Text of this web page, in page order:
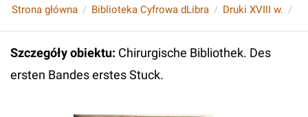
Strona główna Biblioteka Cyfrowa dLibra Druki XVIII w.
Szczegóły obiektu: Chirurgische Bibliothek. Des
ersten Bandes erstes Stuck.